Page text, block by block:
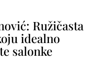
Ružičasta
idealno
salonke